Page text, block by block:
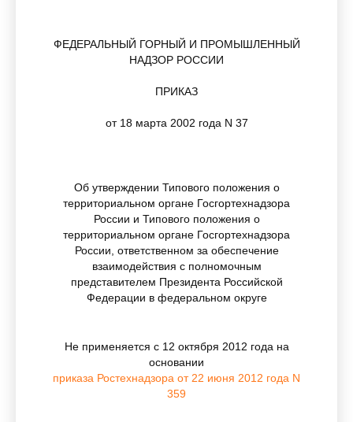
ФЕДЕРАЛЬНЫЙ ГОРНЫЙ И ПРОМЫШЛЕННЫЙ
НАДЗОР РОССИИ
ПРИКАЗ
от 18 марта 2002 года N 37
Об утверждении Типового положения о
территориальном органе Госгортехнадзора
России и Типового положения о
территориальном органе Госгортехнадзора
России, ответственном за обеспечение
взаимодействия с полномочным
представителем Президента Российской
Федерации в федеральном округе
Не применяется с 12 октября 2012 года на
основании
приказа Ростехнадзора от 22 июня 2012 года N
359